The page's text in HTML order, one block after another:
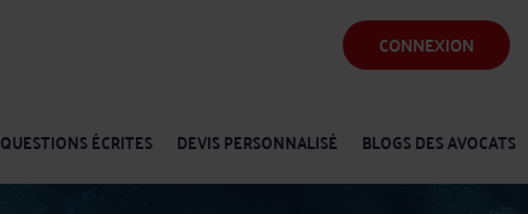
CONNEXION
QUESTIONS ÉCRITES DEVIS PERSONNALISÉ BLOGS DES AVOCATS